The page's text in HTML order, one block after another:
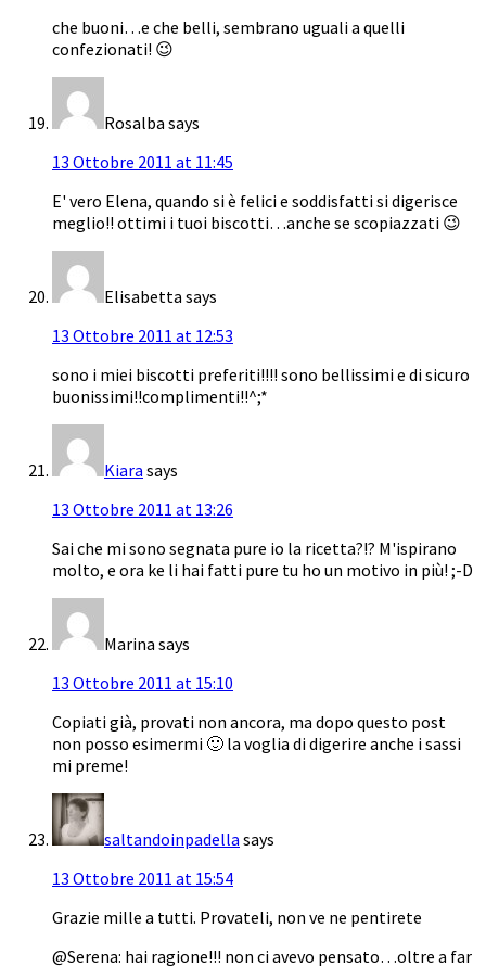
che buoni…e che belli, sembrano uguali a quelli
confezionati! 😉
Rosalba says
13 Ottobre 2011 at 11:45
E' vero Elena, quando si è felici e soddisfatti si digerisce
meglio!! ottimi i tuoi biscotti…anche se scopiazzati 😉
Elisabetta says
13 Ottobre 2011 at 12:53
sono i miei biscotti preferiti!!!! sono bellissimi e di sicuro
buonissimi!!complimenti!!^;*
Kiara says
13 Ottobre 2011 at 13:26
Sai che mi sono segnata pure io la ricetta?!? M'ispirano
molto, e ora ke li hai fatti pure tu ho un motivo in più! ;-D
Marina says
13 Ottobre 2011 at 15:10
Copiati già, provati non ancora, ma dopo questo post
non posso esimermi 🙂 la voglia di digerire anche i sassi
mi preme!
saltandoinpadella says
13 Ottobre 2011 at 15:54
Grazie mille a tutti. Provateli, non ve ne pentirete
@Serena: hai ragione!!! non ci avevo pensato…oltre a far